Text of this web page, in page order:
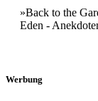
»Back to the
Eden -
Werbung